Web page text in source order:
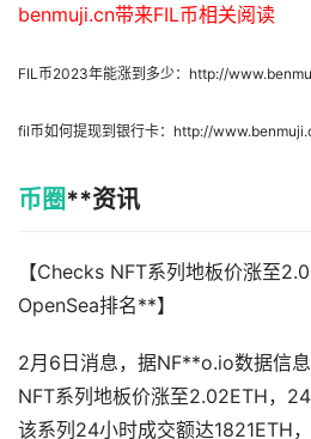
benmuji.cn带来FIL币相关阅读
FIL币2023年能涨到多少：http://
fil币如何提现到银行卡：http://
币圈**资讯
【Checks NFT系列地板价涨至
OpenSea排名**】
2月6日消息，据NF**o.io数据信
NFT系列地板价涨至2.02ETH，
该系列24小时成交额达1821ETH